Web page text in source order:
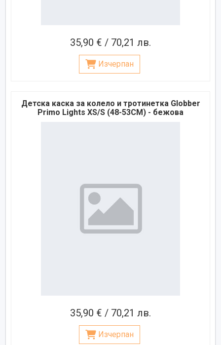
35,90 € / 70,21 лв.
Изчерпан
Детска каска за колело и тротинетка Globber
Primo Lights XS/S (48-53CM) - бежова
35,90 € / 70,21 лв.
Изчерпан